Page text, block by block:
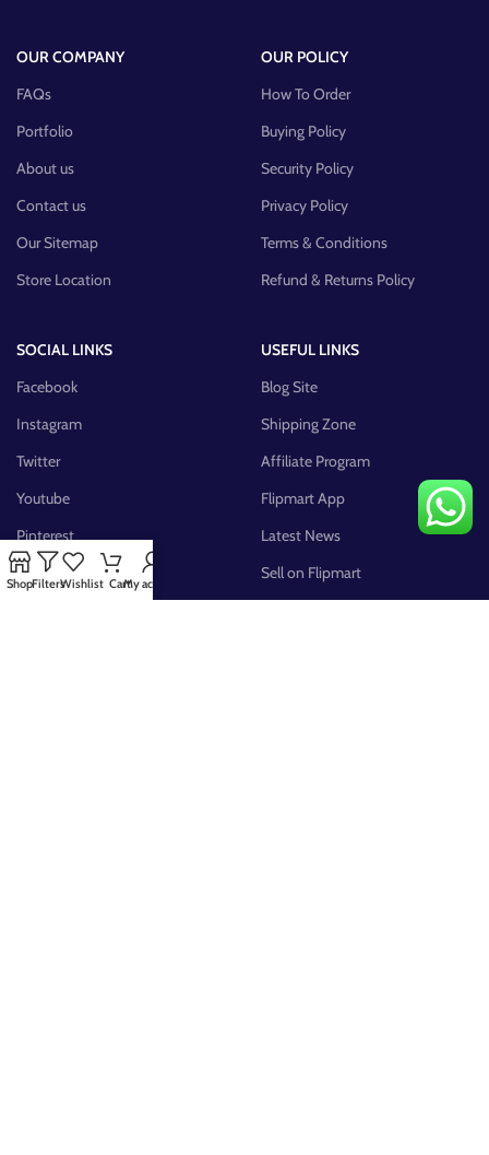
OUR COMPANY
FAQs
Portfolio
About us
Contact us
Our Sitemap
Store Location
OUR POLICY
How To Order
Buying Policy
Security Policy
Privacy Policy
Terms & Conditions
Refund & Returns Policy
SOCIAL LINKS
Facebook
Instagram
Twitter
Youtube
Pinterest
FB Group
USEFUL LINKS
Blog Site
Shipping Zone
Affiliate Program
Flipmart App
Latest News
Sell on Flipmart
ShopFiltersWishlist CartMy account